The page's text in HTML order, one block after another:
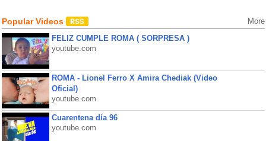
Popular Videos More
FELIZ CUMPLE ROMA ( SORPRESA )
youtube.com
ROMA - Lionel Ferro X Amira Chediak (Video
Oficial)
youtube.com
Cuarentena día 96
youtube.com